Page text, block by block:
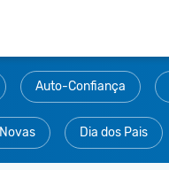
Auto-Confiança
Novas Dia dos Pais